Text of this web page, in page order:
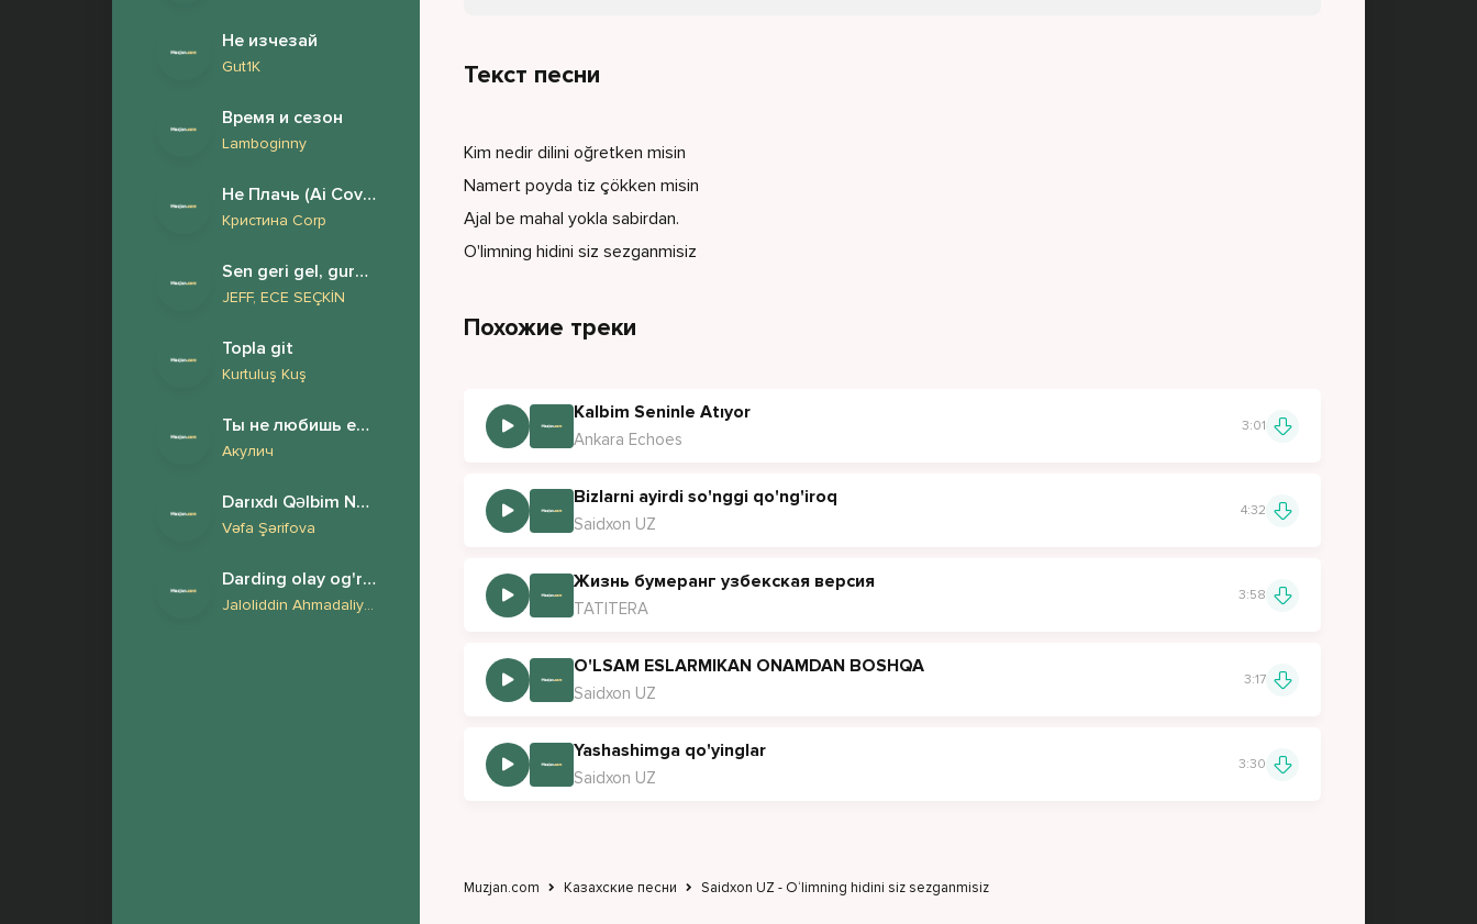
Не изчезай
Gut1K
Время и сезон
Lamboginny
Не Плачь (Ai Cover)
Кристина Corp
Sen geri gel, gururum beni yeksan eder (Beni kandırmışsın)
JEFF, ECE SEÇKİN
Topla git
Kurtuluş Kuş
Ты не любишь его ты всего лишь с ним спишь
Акулич
Darıxdı Qəlbim Nə Olar Yaz Mənə
Vəfa Şərifova
Darding olay og'rima erkam
Jaloliddin Ahmadaliyev
Текст песни
Kim nedir dilini oğretken misin
Namert poyda tiz çökken misin
Ajal be mahal yokla sabirdan.
O'limning hidini siz sezganmisiz
Похожие треки
Kalbim Seninle Atıyor
Ankara Echoes
3:01
Bizlarni ayirdi so'nggi qo'ng'iroq
Saidxon UZ
4:32
Жизнь бумеранг узбекская версия
TATITERA
3:58
O'LSAM ESLARMIKAN ONAMDAN BOSHQA
Saidxon UZ
3:17
Yashashimga qo'yinglar
Saidxon UZ
3:30
Muzjan.com Казахские песни Saidxon UZ - O‘limning hidini siz sezganmisiz